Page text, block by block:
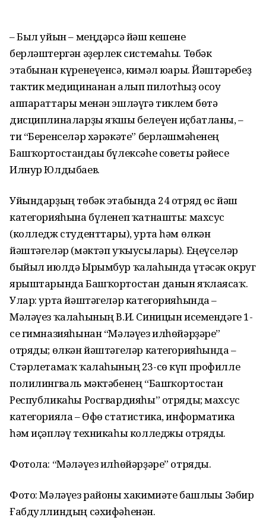
– Был уйын – меңдәрсә йәш кешене
берләштергән әҙерлек системаһы. Төбәк
этабынан күренеүенсә, кимәл юғары. Йәштәребеҙ
тактик медицинанан алып пилотһыҙ осоу
аппараттары менән эшләүгә тиклем бөтә
дисциплиналарҙы яҡшы белеүен иҫбатланы, –
ти “Беренселәр хәрәкәте” берләшмәһенең
Башҡортостандағы бүлексәһе советы рәйесе
Илнур Юлдыбаев.
Уйындарҙың төбәк этабында 24 отряд өс йәш
категорияһына бүленеп ҡатнашты: махсус
(колледж студенттары), урта һәм өлкән
йәштәгеләр (мәктәп уҡыусылары). Еңеүселәр
быйыл июлдә Ырымбур ҡалаһында үтәсәк округ
ярыштарында Башҡортостан данын яҡлаясаҡ.
Улар: урта йәштәгеләр категорияһында –
Мәләүез ҡалаһының В.И. Синицын исемендәге 1-
се гимназияһынан “Мәләүез илһөйәрҙәре”
отряды; өлкән йәштәгеләр категорияһында –
Стәрлетамаҡ ҡалаһының 23-сө күп профилле
полилингваль мәктәбенең “Башҡортостан
Республикаһы Росгвардияһы” отряды; махсус
категорияла – Өфө статистика, информатика
һәм иҫәпләү техникаһы колледжы отряды.
Фотола: “Мәләүез илһөйәрҙәре” отряды.
Фото: Мәләүез районы хакимиәте башлығы Зәбир
Ғабдуллиндың сәхифәһенән.